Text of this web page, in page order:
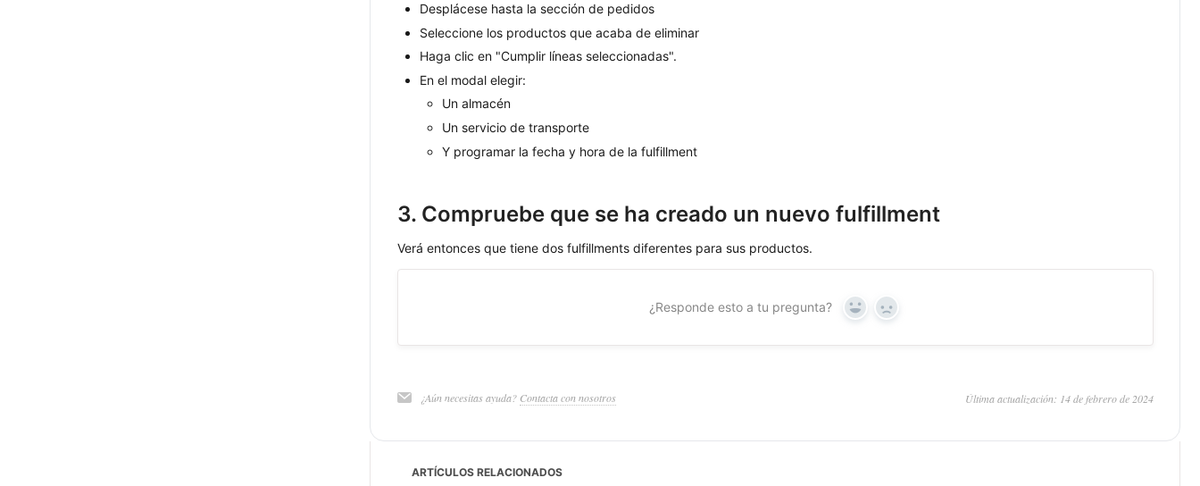
Desplácese hasta la sección de pedidos
Seleccione los productos que acaba de eliminar
Haga clic en "Cumplir líneas seleccionadas".
En el modal elegir:
Un almacén
Un servicio de transporte
Y programar la fecha y hora de la fulfillment
3. Compruebe que se ha creado un nuevo fulfillment
Verá entonces que tiene dos fulfillments diferentes para sus productos.
¿Responde esto a tu pregunta? Sí No
¿Aún necesitas ayuda? Contacta con nosotros Última actualización: 14 de febrero de 2024
ARTÍCULOS RELACIONADOS